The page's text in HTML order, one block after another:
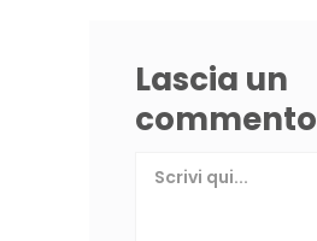
Lascia un
commento